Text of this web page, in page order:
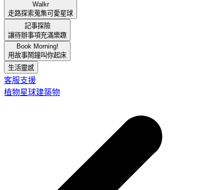
Walkr
走路探索蒐集可愛星球
記事探險
讓待辦事項充滿樂趣
Book Morning!
用故事鬧鐘叫你起床
生活靈感
客服支援
植物星球建築物